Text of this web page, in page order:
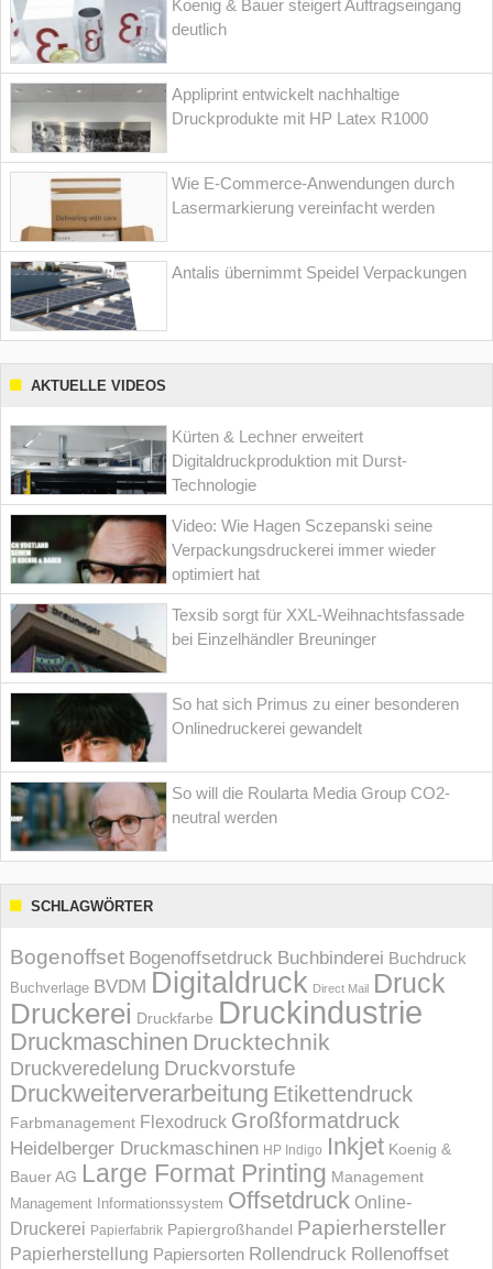
Koenig & Bauer steigert Auftragseingang
deutlich
Appliprint entwickelt nachhaltige
Druckprodukte mit HP Latex R1000
Wie E-Commerce-Anwendungen durch
Lasermarkierung vereinfacht werden
Antalis übernimmt Speidel Verpackungen
AKTUELLE VIDEOS
Kürten & Lechner erweitert
Digitaldruckproduktion mit Durst-
Technologie
Video: Wie Hagen Sczepanski seine
Verpackungsdruckerei immer wieder
optimiert hat
Texsib sorgt für XXL-Weihnachtsfassade
bei Einzelhändler Breuninger
So hat sich Primus zu einer besonderen
Onlinedruckerei gewandelt
So will die Roularta Media Group CO2-
neutral werden
SCHLAGWÖRTER
Bogenoffset Bogenoffsetdruck Buchbinderei Buchdruck
Buchverlage BVDM Digitaldruck Direct Mail Druck
Druckerei Druckfarbe Druckindustrie
Druckmaschinen Drucktechnik
Druckveredelung Druckvorstufe
Druckweiterverarbeitung Etikettendruck
Farbmanagement Flexodruck Großformatdruck
Heidelberger Druckmaschinen HP Indigo Inkjet Koenig &
Bauer AG Large Format Printing Management
Management Informations­system Offsetdruck Online-
Druckerei Papierfabrik Papiergroßhandel Papierhersteller
Papierherstellung Papiersorten Rollendruck Rollenoffset